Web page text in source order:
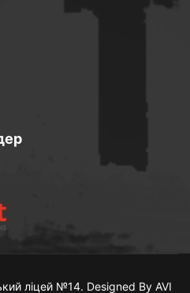
ліцей №14. Designed By AVI